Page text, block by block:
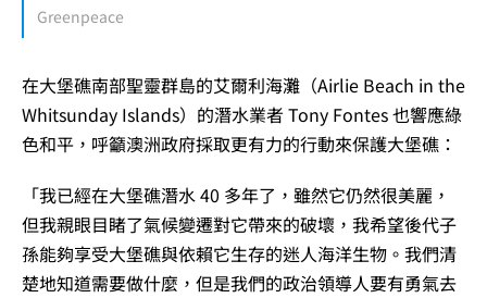
Greenpeace
在大堡礁南部聖靈群島的艾爾利海灘（Airlie Beach in the
Whitsunday Islands）的潛水業者 Tony Fontes 也響應綠
色和平，呼籲澳洲政府採取更有力的行動來保護大堡礁：
「我已經在大堡礁潛水 40 多年了，雖然它仍然很美麗，
但我親眼目睹了氣候變遷對它帶來的破壞，我希望後代子
孫能夠享受大堡礁與依賴它生存的迷人海洋生物。我們清
楚地知道需要做什麼，但是我們的政治領導人要有勇氣去